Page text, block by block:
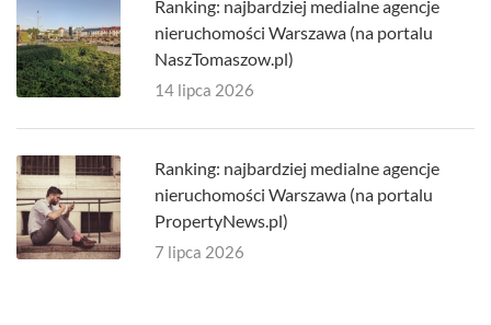
Ranking: najbardziej medialne agencje
nieruchomości Warszawa (na portalu
NaszTomaszow.pl)
14 lipca 2026
Ranking: najbardziej medialne agencje
nieruchomości Warszawa (na portalu
PropertyNews.pl)
7 lipca 2026